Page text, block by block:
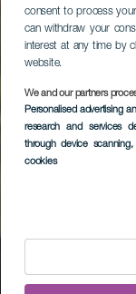
consent to process
can withdraw your
interest at any time by
website.
We and our partners
Personalised advertising
research and services
through device scanning,
cookies